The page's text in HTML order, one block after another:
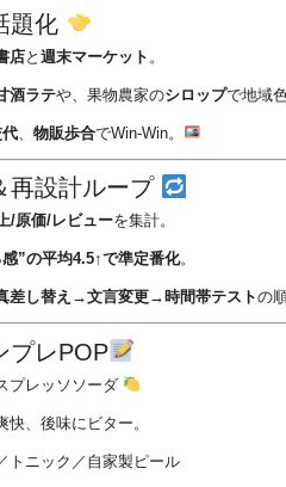
題化
店と 週末マーケット 。
酒ラテや、果物農家のシロップで地域色
物販歩合でWin-Win。
再設計ループ
/原価/レビューを集計。
”の平均4.5↑で準定番化。
差し替え→文言変更→時間帯テストの
プレPOP
プレッソソーダ
快、後味にビター。
トニック／自家製ピール